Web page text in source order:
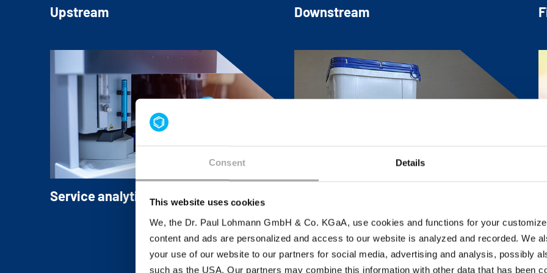
Consent Details
This website uses cookies
We, the Dr. Paul Lohmann GmbH & Co. KGaA, use cookies and functions for your
content and ads are personalized and access to our website is analyzed and recorded. We
your use of our website to our partners for social media, advertising and analysis, possibly
such as the USA. Our partners may combine this information with other data that has been
Upstream Downstream
Service analytique et documentation